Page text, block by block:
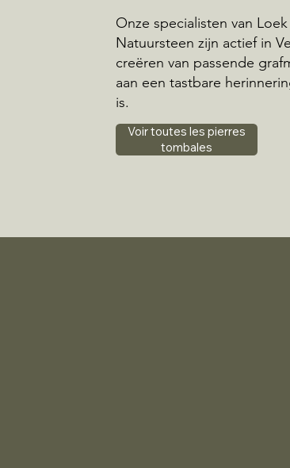
Onze specialisten van
Natuursteen zijn actief in
creëren van passende
aan een tastbare
is.
Voir toutes les pierres
tombales